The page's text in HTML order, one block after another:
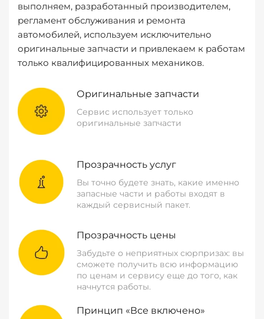
выполняем, разработанный производителем,
регламент обслуживания и ремонта
автомобилей, используем исключительно
оригинальные запчасти и привлекаем к работам
только квалифицированных механиков.
Оригинальные запчасти
Сервис использует только
оригинальные запчасти
Прозрачность услуг
Вы точно будете знать, какие именно
запасные части и работы входят в
каждый сервисный пакет.
Прозрачность цены
Забудьте о неприятных сюрпризах: вы
сможете получить всю информацию
по ценам и сервису еще до того, как
начнутся работы.
Принцип «Все включено»